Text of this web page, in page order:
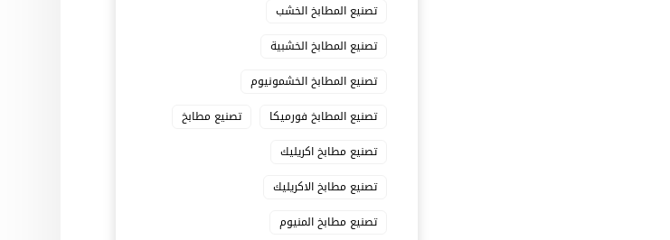
تصنيع المطابخ الخشب
تصنيع المطابخ الخشبية
تصنيع المطابخ الخشمونيوم
تصنيع المطابخ فورميكا
تصنيع مطابخ
تصنيع مطابخ اكريليك
تصنيع مطابخ الاكريليك
تصنيع مطابخ المنيوم